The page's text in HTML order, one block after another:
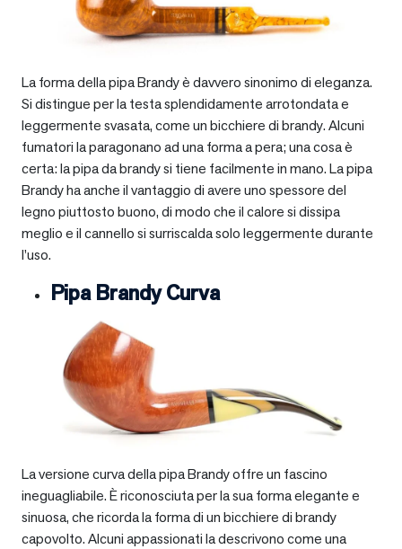
La forma della pipa Brandy è davvero sinonimo di eleganza.
Si distingue per la testa splendidamente arrotondata e
leggermente svasata, come un bicchiere di brandy. Alcuni
fumatori la paragonano ad una forma a pera; una cosa è
certa: la pipa da brandy si tiene facilmente in mano. La pipa
Brandy ha anche il vantaggio di avere uno spessore del
legno piuttosto buono, di modo che il calore si dissipa
meglio e il cannello si surriscalda solo leggermente durante
l’uso.
Pipa Brandy Curva
La versione curva della pipa Brandy offre un fascino
ineguagliabile. È riconosciuta per la sua forma elegante e
sinuosa, che ricorda la forma di un bicchiere di brandy
capovolto. Alcuni appassionati la descrivono come una